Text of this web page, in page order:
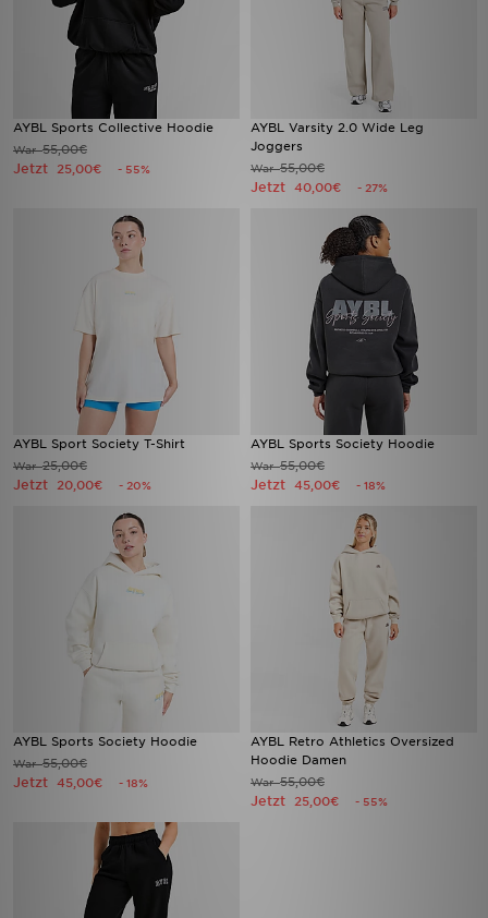
AYBL Sports Collective Hoodie
War55,00€
Jetzt 25,00€ - 55%
AYBL Varsity 2.0 Wide Leg
Joggers
War55,00€
Jetzt 40,00€ - 27%
AYBL Sport Society T-Shirt
War25,00€
Jetzt 20,00€ - 20%
AYBL Sports Society Hoodie
War55,00€
Jetzt 45,00€ - 18%
AYBL Sports Society Hoodie
War55,00€
Jetzt 45,00€ - 18%
AYBL Retro Athletics Oversized
Hoodie Damen
War55,00€
Jetzt 25,00€ - 55%